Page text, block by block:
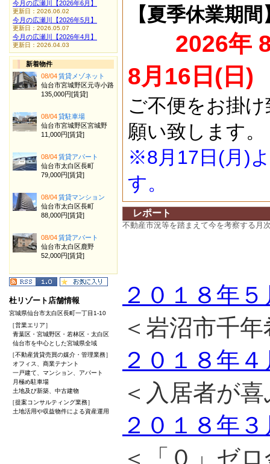
【夏季休業期間
2026年
8月16日(日)
ご不便をお掛
願い致します。
※8月17日(月)
す。
レポート
不動産市況等を踏まえて今を考察する月
２０１８年
＜岩沼市千
２０１８年
＜入居者が
２０１８年
＜「０」ゼ
今月の広瀬川【2026年6月】
更新日：2026.06.02
今月の広瀬川【2026年5月】
更新日：2026.05.07
今月の広瀬川【2026年4月】
更新日：2026.04.03
新着物件
08/04賃貸メゾネット
仙台市宮城野区元寺小路
135,000円[賃貸]
08/04貸駐車場
仙台市宮城野区宮城野
11,000円[賃貸]
08/04賃貸アパート
仙台市太白区長町
79,000円[賃貸]
08/04賃貸マンション
仙台市太白区長町
88,000円[賃貸]
08/04賃貸アパート
仙台市太白区鹿野
52,000円[賃貸]
杜リゾート店舗情報
宮城県仙台市太白区長町一丁目1-10
［営業エリア］
青葉区・宮城野区・若林区・太白区
仙台市を中心とした宮城県全域
［不動産賃貸売買の媒介・管理業務］
オフィス、商業テナント
一戸建て、マンション、アパート
月極め駐車場
土地及び新築、中古建物
［提案コンサルティング業務］
土地活用や収益物件による資産運用